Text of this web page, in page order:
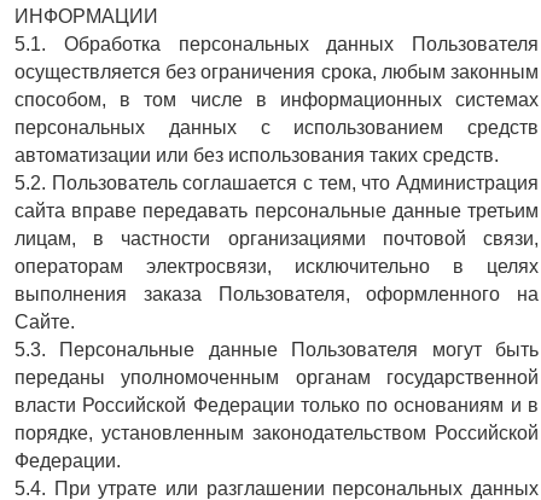
ИНФОРМАЦИИ
5.1. Обработка персональных данных Пользователя
осуществляется без ограничения срока, любым законным
способом, в том числе в информационных системах
персональных данных с использованием средств
автоматизации или без использования таких средств.
5.2. Пользователь соглашается с тем, что Администрация
сайта вправе передавать персональные данные третьим
лицам, в частности организациями почтовой связи,
операторам электросвязи, исключительно в целях
выполнения заказа Пользователя, оформленного на
Сайте.
5.3. Персональные данные Пользователя могут быть
переданы уполномоченным органам государственной
власти Российской Федерации только по основаниям и в
порядке, установленным законодательством Российской
Федерации.
5.4. При утрате или разглашении персональных данных